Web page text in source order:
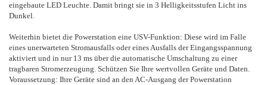
eingebaute LED Leuchte. Damit bringt sie in 3 Helligkeitsstufen Licht ins
Dunkel.
Weiterhin bietet die Powerstation eine USV-Funktion: Diese wird im Falle
eines unerwarteten Stromausfalls oder eines Ausfalls der Eingangsspannung
aktiviert und in nur 13 ms über die automatische Umschaltung zu einer
tragbaren Stromerzeugung. Schützen Sie Ihre wertvollen Geräte und Daten.
Voraussetzung: Ihre Geräte sind an den AC-Ausgang der Powerstation